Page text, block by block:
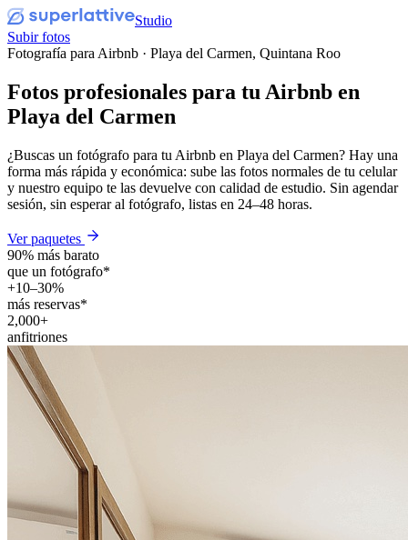
Studio
Subir fotos
Fotografía para Airbnb · Playa del Carmen, Quintana Roo
Fotos profesionales para tu Airbnb en
Playa del Carmen
¿Buscas un fotógrafo para tu Airbnb en Playa del Carmen? Hay una
forma más rápida y económica: sube las fotos normales de tu celular
y nuestro equipo te las devuelve con calidad de estudio. Sin agendar
sesión, sin esperar al fotógrafo, listas en 24–48 horas.
Ver paquetes
90% más barato
que un fotógrafo*
+10–30%
más reservas*
2,000+
anfitriones